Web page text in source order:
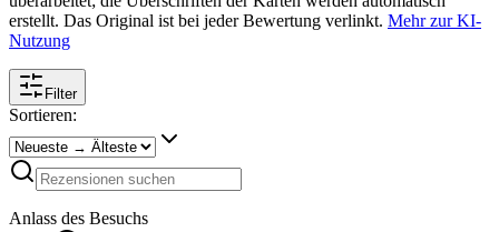
erstellt. Das Original ist bei jeder Bewertung verlinkt. Mehr zur KI-
Nutzung
Filter
Sortieren:
Anlass des Besuchs